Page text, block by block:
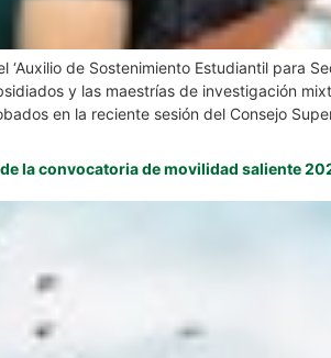
‘Auxilio de Sostenimiento Estudiantil para
y las maestrías de investigación
en la reciente sesión del Consejo
la convocatoria de movilidad saliente